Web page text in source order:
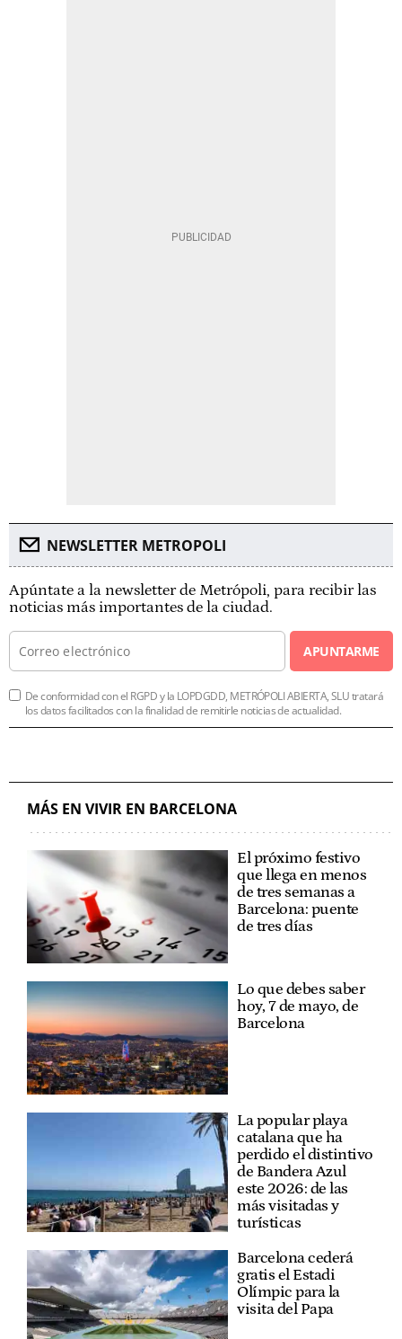
NEWSLETTER METROPOLI
Apúntate a la newsletter de Metrópoli, para recibir las
noticias más importantes de la ciudad.
APUNTARME
De conformidad con el RGPD y la LOPDGDD, METRÓPOLI ABIERTA, SLU tratará
los datos facilitados con la finalidad de remitirle noticias de actualidad.
MÁS EN VIVIR EN BARCELONA
El próximo festivo
que llega en menos
de tres semanas a
Barcelona: puente
de tres días
Lo que debes saber
hoy, 7 de mayo, de
Barcelona
La popular playa
catalana que ha
perdido el distintivo
de Bandera Azul
este 2026: de las
más visitadas y
turísticas
Barcelona cederá
gratis el Estadi
Olímpic para la
visita del Papa